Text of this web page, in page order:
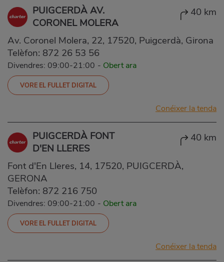
PUIGCERDÀ AV.
CORONEL MOLERA
40 km
Av. Coronel Molera, 22, 17520, Puigcerdà, Girona
Telèfon: 872 26 53 56
Divendres: 09:00-21:00 - Obert ara
VORE EL FULLET DIGITAL
Conéixer la tenda
PUIGCERDÀ FONT
D'EN LLERES
40 km
Font d'En Lleres, 14, 17520, PUIGCERDÀ,
GERONA
Telèfon: 872 216 750
Divendres: 09:00-21:00 - Obert ara
VORE EL FULLET DIGITAL
Conéixer la tenda